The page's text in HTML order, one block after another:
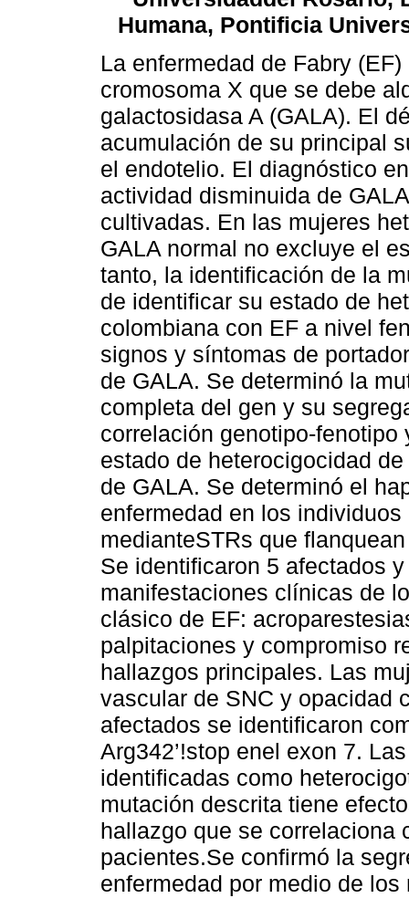
Humana, Pontificia
La enfermedad de Fabry
cromosoma X que se debe
galactosidasa A (GALA). El
acumulación de su principal
el endotelio. El diagnóstico
actividad disminuida de
cultivadas. En las mujeres
GALA normal no excluye el
tanto, la identificación de la
de identificar su estado de
colombiana con EF a nivel
signos y síntomas de
de GALA. Se determinó la
completa del gen y su
correlación genotipo-
estado de heterocigocidad
de GALA. Se determinó el
enfermedad en los
medianteSTRs que
Se identificaron 5 afectados
manifestaciones clínicas de
clásico de EF:
palpitaciones y compromiso
hallazgos principales. Las
vascular de SNC y opacidad
afectados se identificaron
Arg342’!stop enel exon 7.
identificadas como
mutación descrita tiene
hallazgo que se correlaciona
pacientes.Se confirmó la
enfermedad por medio de